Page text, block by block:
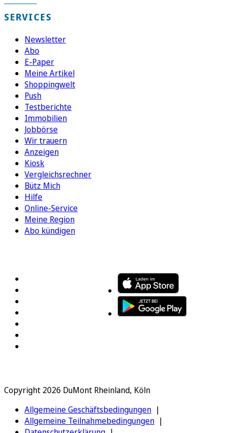
SERVICES
Newsletter
Abo
E-Paper
Meine Artikel
Shoppingwelt
Push
Testberichte
Immobilien
Jobbörse
Wir trauern
Anzeigen
Kiosk
Vergleichsrechner
Bütz Mich
Hilfe
Online-Service
Meine Region
Abo kündigen
Copyright 2026 DuMont Rheinland, Köln
Allgemeine Geschäftsbedingungen
Allgemeine Teilnahmebedingungen